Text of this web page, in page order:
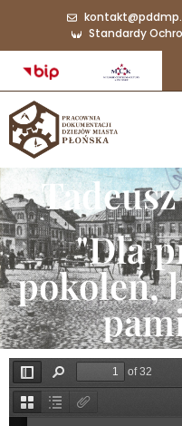
Standardy
"Dla
pokoleń,